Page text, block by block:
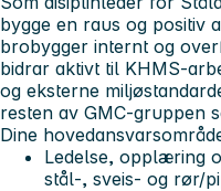
bygge en raus og positiv
brobygger internt og
bidrar aktivt til KHMS-
og eksterne
resten av GMC-gruppen
Dine
Ledelse, opplæring
stål-, sveis- og rør/